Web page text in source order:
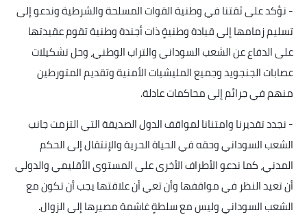
-نؤكد على ثقتنا في وطنية القوات المسلحة والشرطية وندعو إلى
تسليم زمامها إلى قيادة وطنيةٍ ذات أجندة وطنية تقوم عقيدتها
على الدفاع عن الشعب السوداني والتراب الوطني، وحل تشكيلات
عصابات الجنجويد وجميع المليشيات الأمنية وتقديم المتورطين
منهم في جرائم إلى محاكمات عادلة.
-نجدد تقديرنا وامتنانا لمواقف الدول الصديقة التي التزمت جانب
الشعب السوداني وحقه في الحياة الحرية والإنتقال إلى الحكم
المدني، كما ندعو الأطراف الأخرى على المستوى الأقليمي والدولي
أن تعيد النظر في مواقفها وأن تعي أن علاقتها يجب أن تكون مع
الشعب السوداني وليس مع سلطةٍ غاشمة مصيرها إلى الزوال.